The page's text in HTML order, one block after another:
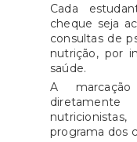
Cada
cheque seja
consultas de
nutrição, por
saúde.
A
programa dos